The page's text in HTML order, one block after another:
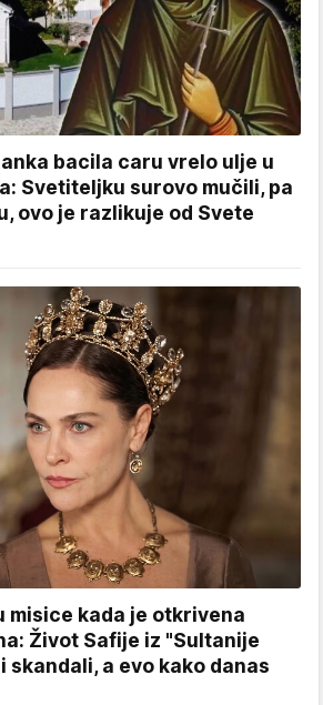
bacila caru vrelo ulje u
Svetiteljku surovo mučili, pa
ovo je razlikuje od Svete
misice kada je otkrivena
Život Safije iz "Sultanije
skandali, a evo kako danas